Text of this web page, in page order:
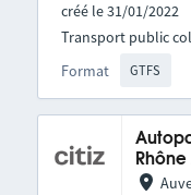
créé le 31/01/2022
Format GTFS
Transport public
Rhône